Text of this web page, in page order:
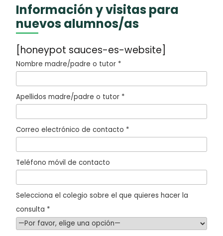
Información y visitas para
nuevos alumnos/as
[honeypot sauces-es-website]
Nombre madre/padre o tutor *
Apellidos madre/padre o tutor *
Correo electrónico de contacto *
Teléfono móvil de contacto
Selecciona el colegio sobre el que quieres hacer la
consulta *